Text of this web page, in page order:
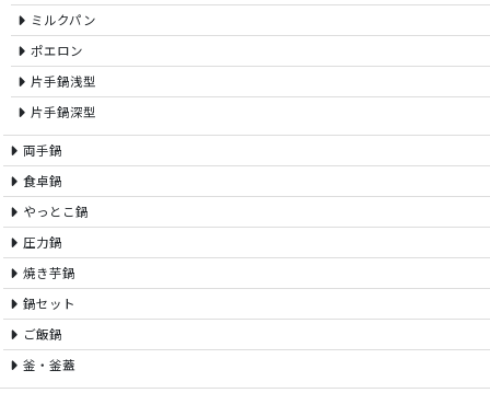
ミルクパン
ポエロン
片手鍋浅型
片手鍋深型
両手鍋
食卓鍋
やっとこ鍋
圧力鍋
焼き芋鍋
鍋セット
ご飯鍋
釜・釜蓋